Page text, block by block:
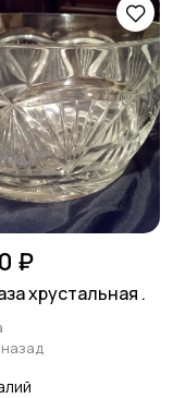
и тумбы
и семена
мебель
₽
хрустальная .